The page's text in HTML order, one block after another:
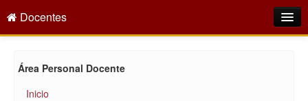
Docentes
Área Personal Docente
Inicio